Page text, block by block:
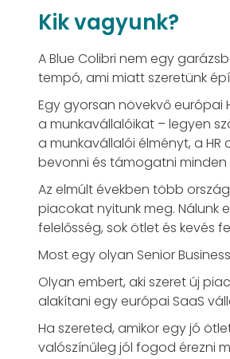
Kik vagyunk?
A Blue Colibri nem egy
tempó, ami miatt szeretünk
Egy gyorsan növekvő európai
a munkavállalóikat – legyen
a munkavállalói élményt, a
bevonni és támogatni minden
Az elmúlt években több
piacokat nyitunk meg. Nálunk
felelősség, sok ötlet és kevés
Most egy olyan Senior
Olyan embert, aki szeret új
alakítani egy európai SaaS
Ha szereted, amikor egy jó
valószínűleg jól fogod érezni